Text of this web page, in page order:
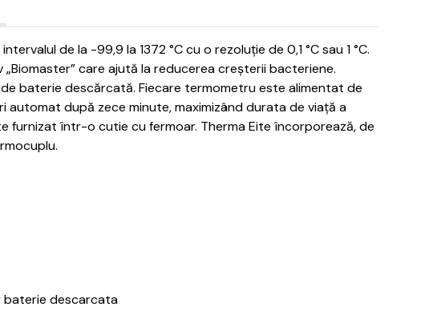
de la -99,9 la 1372 °C cu o rezoluție de 0,1 °C sau 1 °C.
care ajută la reducerea creșterii bacteriene.
de baterie descărcată. Fiecare termometru este alimentat de
automat după zece minute, maximizând durata de viață a
furnizat într-o cutie cu fermoar. Therma Eite încorporează, de
baterie descarcata